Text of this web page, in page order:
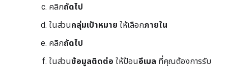
คลิกถัดไป
ในส่วนกลุ่มเป้าหมาย ให้เลือกภายใน
คลิกถัดไป
ในส่วนข้อมูลติดต่อ ให้ป้อนอีเมล ที่คุณต้องการรับ